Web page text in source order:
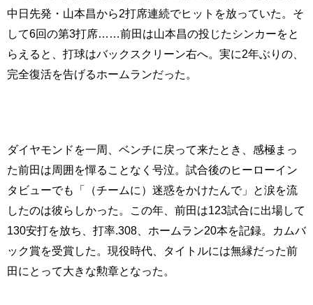
中日先発・山本昌から2打席連続でヒットを放っていた。そ
して6回の第3打席……前田は山本昌の投じたシンカーをと
らえると、打球はバックスクリーン右へ。実に2年ぶりの、
完全復活を告げるホームランだった。
ダイヤモンドを一周、ベンチに戻って来たとき、感極まっ
た前田は周囲を憚ることなく号泣。試合後のヒーローイン
タビューでも「（チームに）迷惑をかけたんで」と涙を流
したのは彼らしかった。この年、前田は123試合に出場して
130安打を放ち、打率.308、ホームラン20本を記録。カムバ
ック賞を受賞した。現役時代、タイトルには無縁だった前
田にとって大きな勲章となった。